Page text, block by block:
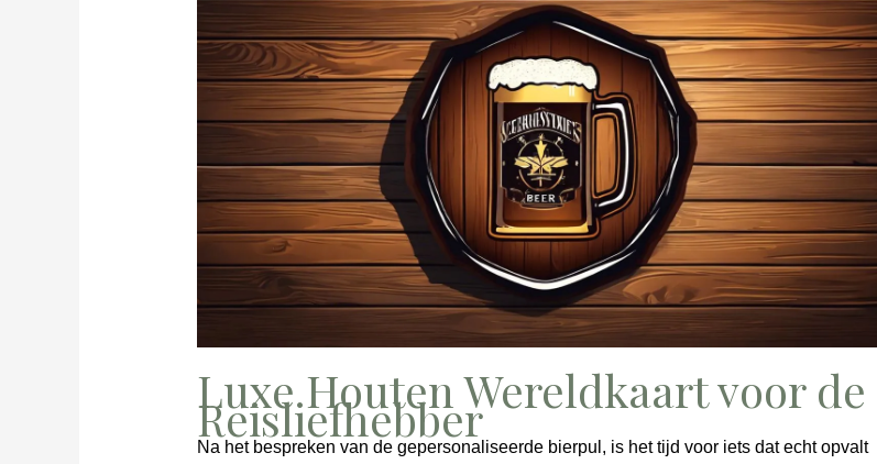
Luxe Houten Wereldkaart voor de
Reisliefhebber
Na het bespreken van de gepersonaliseerde bierpul, is het tijd voor iets dat echt opvalt